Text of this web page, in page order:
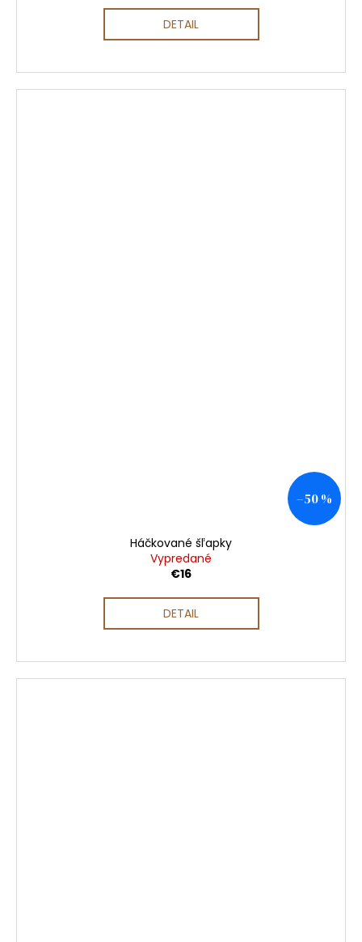
DETAIL
–50 %
Háčkované šľapky
Vypredané
€16
DETAIL